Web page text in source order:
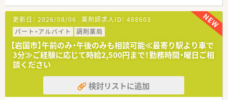
【法人特徴について】
■岩国市内に2店舗を展開し、地域のかかりつけ薬局として住民
の健康を支えています。
■24時間の電話対応や麻薬処方の応需など、地域の医療ニーズ
に幅広く応える体制を整えています。
■門前だけでなく広域処方にも対応できるよう、豊富な品目数の
医薬品を取り揃えています。
更新日： 2026/08/06 薬剤師求人ID： 488603
パート・アルバイト
調剤薬局
【岩国市】午前のみ・午後のみも相談可能≪最寄り駅より車で
3分≫ご経験に応じて時給2,500円まで！勤務時間・曜日ご相
談ください
検討リストに追加